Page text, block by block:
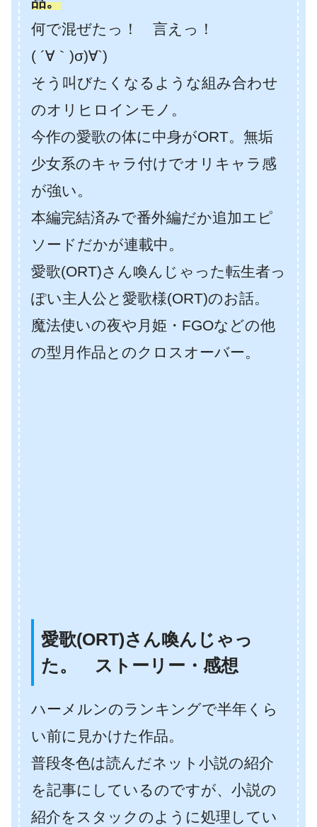
何で混ぜたっ！ 言えっ！
( ´∀｀)σ)∀`)
そう叫びたくなるような組み合わせ
のオリヒロインモノ。
今作の愛歌の体に中身がORT。無垢
少女系のキャラ付けでオリキャラ感
が強い。
本編完結済みで番外編だか追加エピ
ソードだかが連載中。
愛歌(ORT)さん喚んじゃった転生者っ
ぽい主人公と愛歌様(ORT)のお話。
魔法使いの夜や月姫・FGOなどの他
の型月作品とのクロスオーバー。
愛歌(ORT)さん喚んじゃっ
た。 ストーリー・感想
ハーメルンのランキングで半年くら
い前に見かけた作品。
普段冬色は読んだネット小説の紹介
を記事にしているのですが、小説の
紹介をスタックのように処理してい